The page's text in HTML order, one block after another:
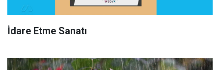
İdare Etme Sanatı